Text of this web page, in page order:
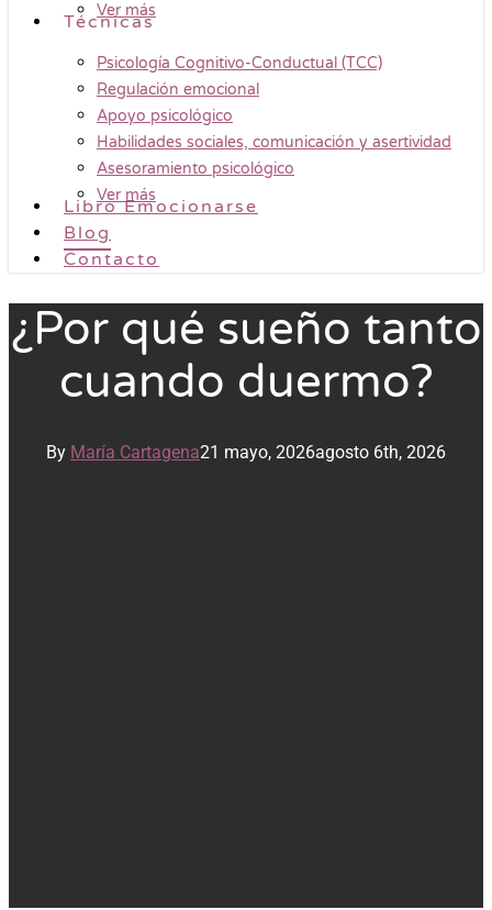
Ver más
Técnicas
Psicología Cognitivo-Conductual (TCC)
Regulación emocional
Apoyo psicológico
Habilidades sociales, comunicación y asertividad
Asesoramiento psicológico
Ver más
Libro Emocionarse
Blog
Contacto
¿Por qué sueño tanto
cuando duermo?
By María Cartagena21 mayo, 2026agosto 6th, 2026